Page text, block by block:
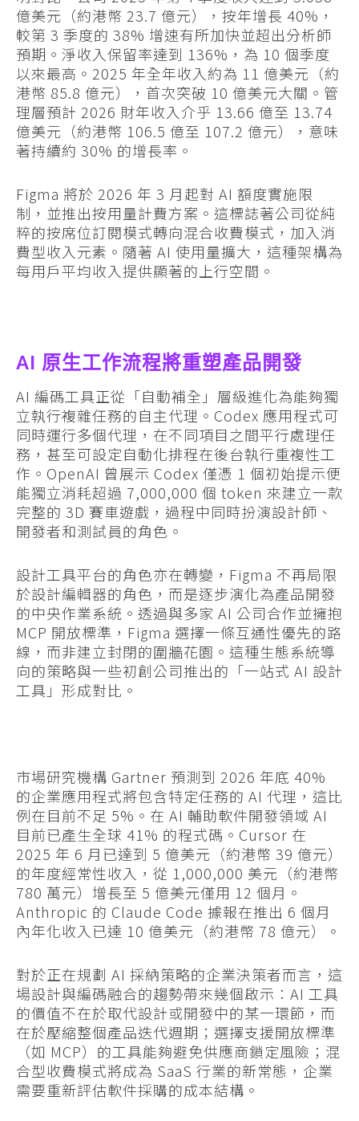
億美元（約港幣 23.7 億元），按年增長 40%，
較第 3 季度的 38% 增速有所加快並超出分析師
預期。淨收入保留率達到 136%，為 10 個季度
以來最高。2025 年全年收入約為 11 億美元（約
港幣 85.8 億元），首次突破 10 億美元大關。管
理層預計 2026 財年收入介乎 13.66 億至 13.74
億美元（約港幣 106.5 億至 107.2 億元），意味
著持續約 30% 的增長率。
Figma 將於 2026 年 3 月起對 AI 額度實施限
制，並推出按用量計費方案。這標誌著公司從純
粹的按席位訂閱模式轉向混合收費模式，加入消
費型收入元素。隨著 AI 使用量擴大，這種架構為
每用戶平均收入提供顯著的上行空間。
AI 原生工作流程將重塑產品開發
AI 編碼工具正從「自動補全」層級進化為能夠獨
立執行複雜任務的自主代理。Codex 應用程式可
同時運行多個代理，在不同項目之間平行處理任
務，甚至可設定自動化排程在後台執行重複性工
作。OpenAI 曾展示 Codex 僅憑 1 個初始提示便
能獨立消耗超過 7,000,000 個 token 來建立一款
完整的 3D 賽車遊戲，過程中同時扮演設計師、
開發者和測試員的角色。
設計工具平台的角色亦在轉變，Figma 不再局限
於設計編輯器的角色，而是逐步演化為產品開發
的中央作業系統。透過與多家 AI 公司合作並擁抱
MCP 開放標準，Figma 選擇一條互通性優先的路
線，而非建立封閉的圍牆花園。這種生態系統導
向的策略與一些初創公司推出的「一站式 AI 設計
工具」形成對比。
市場研究機構 Gartner 預測到 2026 年底 40%
的企業應用程式將包含特定任務的 AI 代理，這比
例在目前不足 5%。在 AI 輔助軟件開發領域 AI
目前已產生全球 41% 的程式碼。Cursor 在
2025 年 6 月已達到 5 億美元（約港幣 39 億元）
的年度經常性收入，從 1,000,000 美元（約港幣
780 萬元）增長至 5 億美元僅用 12 個月。
Anthropic 的 Claude Code 據報在推出 6 個月
內年化收入已達 10 億美元（約港幣 78 億元）。
對於正在規劃 AI 採納策略的企業決策者而言，這
場設計與編碼融合的趨勢帶來幾個啟示：AI 工具
的價值不在於取代設計或開發中的某一環節，而
在於壓縮整個產品迭代週期；選擇支援開放標準
（如 MCP）的工具能夠避免供應商鎖定風險；混
合型收費模式將成為 SaaS 行業的新常態，企業
需要重新評估軟件採購的成本結構。